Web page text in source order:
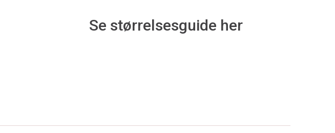
Se størrelsesguide her